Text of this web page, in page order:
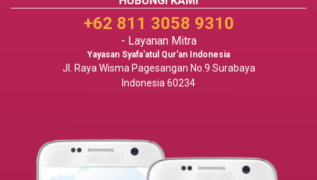
+62 811 3058 9310
- Layanan Mitra
Yayasan Syafa'atul Qur'an Indonesia
Jl. Raya Wisma Pagesangan No.9 Surabaya
Indonesia 60234